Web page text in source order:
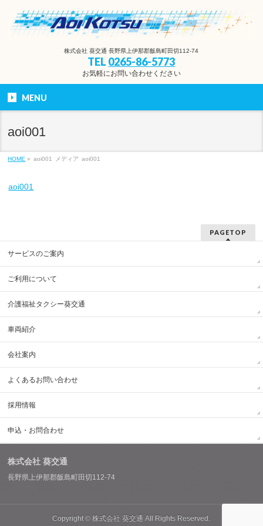
株式会社 葵交通 長野県上伊那郡飯島町田切112-74
TEL 0265-86-5773
お気軽にお問い合わせください
MENU
aoi001
HOME » aoi001 メディア aoi001
aoi001
PAGETOP
サービスのご案内
ご利用について
介護福祉タクシー葵交通
車両紹介
会社案内
よくあるお問い合わせ
採用情報
申込・お問合わせ
株式会社 葵交通
長野県上伊那郡飯島町田切112-74
Copyright ©株式会社 葵交通 All Rights Reserved.